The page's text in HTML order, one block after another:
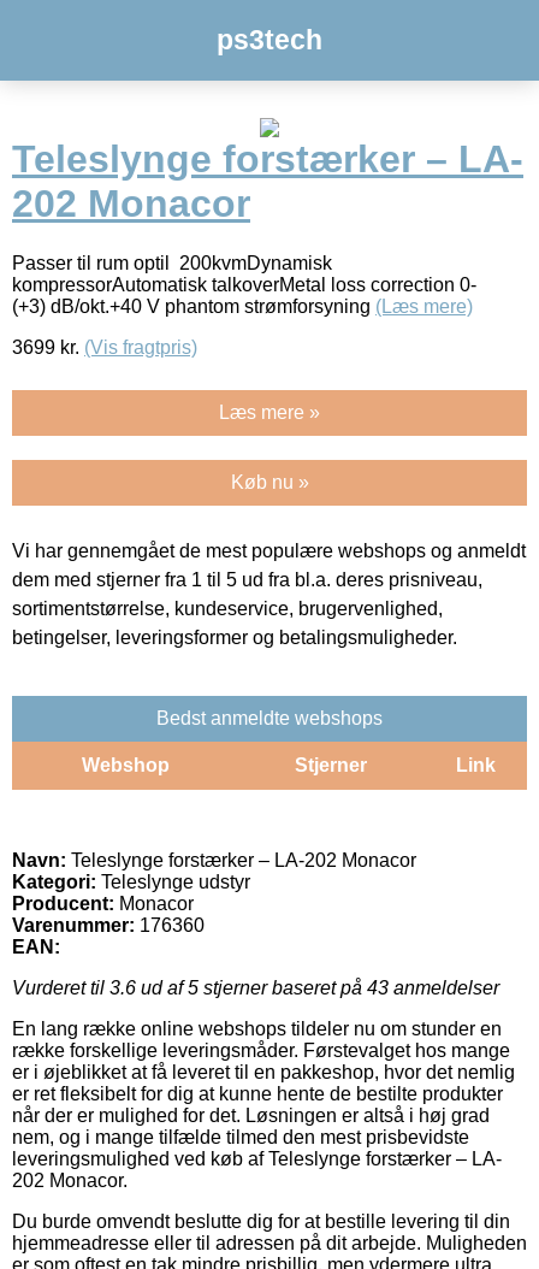
ps3tech
Teleslynge forstærker – LA-
202 Monacor
Passer til rum optil 200kvmDynamisk
kompressorAutomatisk talkoverMetal loss correction 0-
(+3) dB/okt.+40 V phantom strømforsyning (Læs mere)
3699 kr. (Vis fragtpris)
Læs mere »
Køb nu »
Vi har gennemgået de mest populære webshops og anmeldt
dem med stjerner fra 1 til 5 ud fra bl.a. deres prisniveau,
sortimentstørrelse, kundeservice, brugervenlighed,
betingelser, leveringsformer og betalingsmuligheder.
Bedst anmeldte webshops
Webshop Stjerner Link
Navn: Teleslynge forstærker – LA-202 Monacor
Kategori: Teleslynge udstyr
Producent: Monacor
Varenummer: 176360
EAN:
Vurderet til 3.6 ud af 5 stjerner baseret på 43 anmeldelser
En lang række online webshops tildeler nu om stunder en
række forskellige leveringsmåder. Førstevalget hos mange
er i øjeblikket at få leveret til en pakkeshop, hvor det nemlig
er ret fleksibelt for dig at kunne hente de bestilte produkter
når der er mulighed for det. Løsningen er altså i høj grad
nem, og i mange tilfælde tilmed den mest prisbevidste
leveringsmulighed ved køb af Teleslynge forstærker – LA-
202 Monacor.
Du burde omvendt beslutte dig for at bestille levering til din
hjemmeadresse eller til adressen på dit arbejde. Muligheden
er som oftest en tak mindre prisbillig, men ydermere ultra